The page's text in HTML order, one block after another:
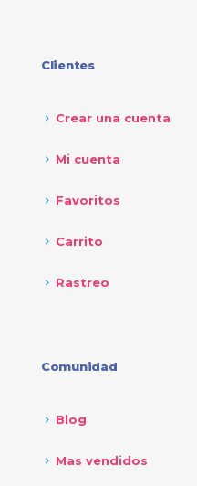
Clientes
Crear una cuenta
Mi cuenta
Favoritos
Carrito
Rastreo
Comunidad
Blog
Mas vendidos